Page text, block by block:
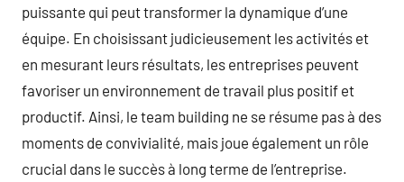
puissante qui peut transformer la dynamique d’une
équipe. En choisissant judicieusement les activités et
en mesurant leurs résultats, les entreprises peuvent
favoriser un environnement de travail plus positif et
productif. Ainsi, le team building ne se résume pas à des
moments de convivialité, mais joue également un rôle
crucial dans le succès à long terme de l’entreprise.